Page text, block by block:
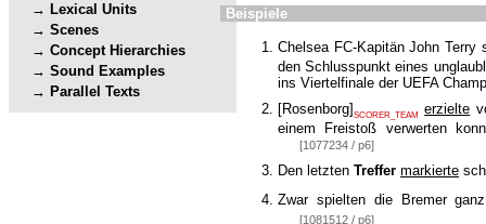
Lexical Units
Scenes
Concept Hierarchies
Sound Examples
Parallel Texts
Beispiele
Chelsea FC-Kapitän John
den Schlusspunkt eines
ins Viertelfinale der UEFA
[Rosenborg] SCORER_TEAM erzielte
einem Freistoß verwerten
[1077234 / p6]
Den letzten Treffer markierte
Zwar spielten die Bremer
[1081512 / p6]